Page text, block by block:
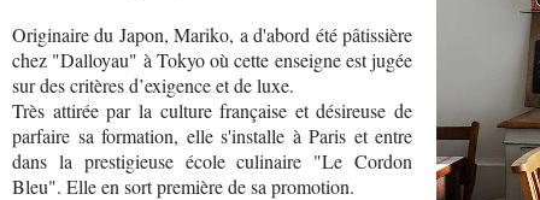
Originaire du Japon, Mariko, a d'abord été pâtissière
chez "Dalloyau" à Tokyo où cette enseigne est jugée
sur des critères d’exigence et de luxe.
Très attirée par la culture française et désireuse de
parfaire sa formation, elle s'installe à Paris et entre
dans la prestigieuse école culinaire "Le Cordon
Bleu". Elle en sort première de sa promotion.